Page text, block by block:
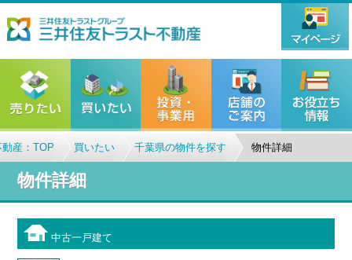
産：TOP 買いたい 千葉県の物件を探す 物件詳細
物件詳細
中古一戸建て